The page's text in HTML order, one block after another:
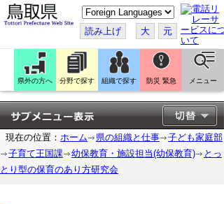
こ
の
ペ
ー
ジ
翻
訳
す
る
読み上げ 大 元
県外の方へ 分野で探す 組織で探す 防災 緊急 メニュー
現在の位置： ホーム 県の組織と仕事
子ども家庭部
子育て王国課
幼保教育・施設担当(幼保教育)
とっ
とり型の保育のあり方研究会